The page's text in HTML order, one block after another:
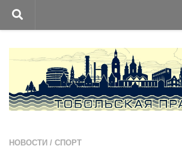
Перейти к содержимому
НОВОСТИ / СПОРТ